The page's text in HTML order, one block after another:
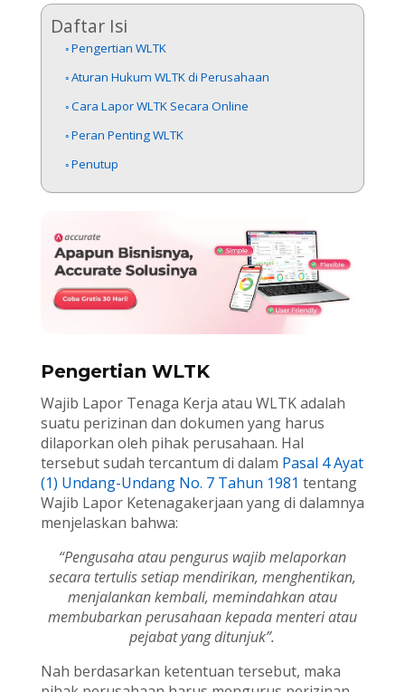
Daftar Isi
Pengertian WLTK
Aturan Hukum WLTK di Perusahaan
Cara Lapor WLTK Secara Online
Peran Penting WLTK
Penutup
Pengertian WLTK
Wajib Lapor Tenaga Kerja atau WLTK adalah
suatu perizinan dan dokumen yang harus
dilaporkan oleh pihak perusahaan. Hal
tersebut sudah tercantum di dalam Pasal 4 Ayat
(1) Undang-Undang No. 7 Tahun 1981 tentang
Wajib Lapor Ketenagakerjaan yang di dalamnya
menjelaskan bahwa:
“Pengusaha atau pengurus wajib melaporkan
secara tertulis setiap mendirikan, menghentikan,
menjalankan kembali, memindahkan atau
membubarkan perusahaan kepada menteri atau
pejabat yang ditunjuk”.
Nah berdasarkan ketentuan tersebut, maka